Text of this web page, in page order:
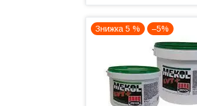
Знижка 5 % –5%